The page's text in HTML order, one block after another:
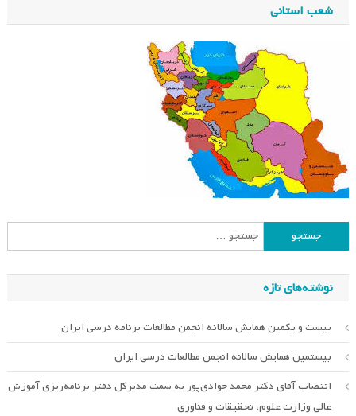
شعب استانی
جستجو
برای:
نوشته‌های تازه
بیست و یکمین همایش سالانه انجمن مطالعات برنامه درسی ایران
بیستمین همایش سالانه انجمن مطالعات درسی ایران
انتصاب آقای دکتر محمد جوادی‌پور به سمت مدیرکل دفتر برنامه‌ریزی آموزش
عالی وزارت علوم، تحقیقات و فناوری